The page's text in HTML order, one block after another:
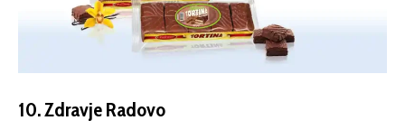
10. Zdravje Radovo